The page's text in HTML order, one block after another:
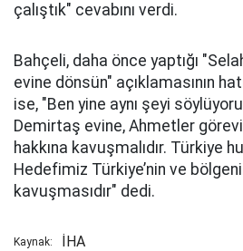
çalıştık" cevabını verdi.
Bahçeli, daha önce yaptığı
evine dönsün" açıklamasının
ise, "Ben yine aynı şeyi
Demirtaş evine, Ahmetler
hakkına kavuşmalıdır. Türkiye
Hedefimiz Türkiye’nin ve
kavuşmasıdır" dedi.
Kaynak: İHA